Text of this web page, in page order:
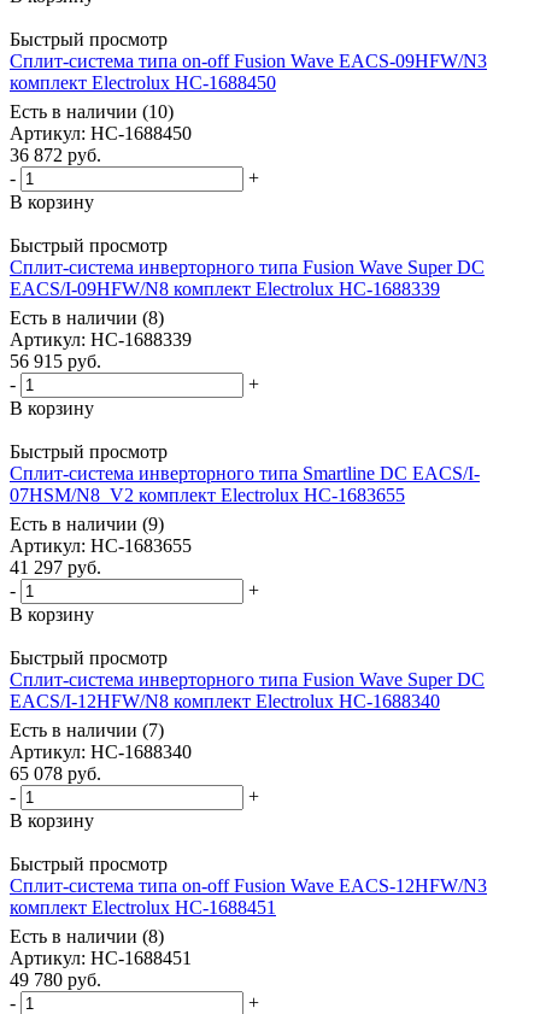
Быстрый просмотр
Сплит-система типа on-off Fusion Wave EACS-09HFW/N3
комплект Electrolux НС-1688450
Есть в наличии (10)
Артикул: НС-1688450
36 872 руб.
-
+
В корзину
Быстрый просмотр
Сплит-система инверторного типа Fusion Wave Super DC
EACS/I-09HFW/N8 комплект Electrolux НС-1688339
Есть в наличии (8)
Артикул: НС-1688339
56 915 руб.
-
+
В корзину
Быстрый просмотр
Сплит-система инверторного типа Smartline DC EACS/I-
07HSM/N8_V2 комплект Electrolux НС-1683655
Есть в наличии (9)
Артикул: НС-1683655
41 297 руб.
-
+
В корзину
Быстрый просмотр
Сплит-система инверторного типа Fusion Wave Super DC
EACS/I-12HFW/N8 комплект Electrolux НС-1688340
Есть в наличии (7)
Артикул: НС-1688340
65 078 руб.
-
+
В корзину
Быстрый просмотр
Сплит-система типа on-off Fusion Wave EACS-12HFW/N3
комплект Electrolux НС-1688451
Есть в наличии (8)
Артикул: НС-1688451
49 780 руб.
-
+